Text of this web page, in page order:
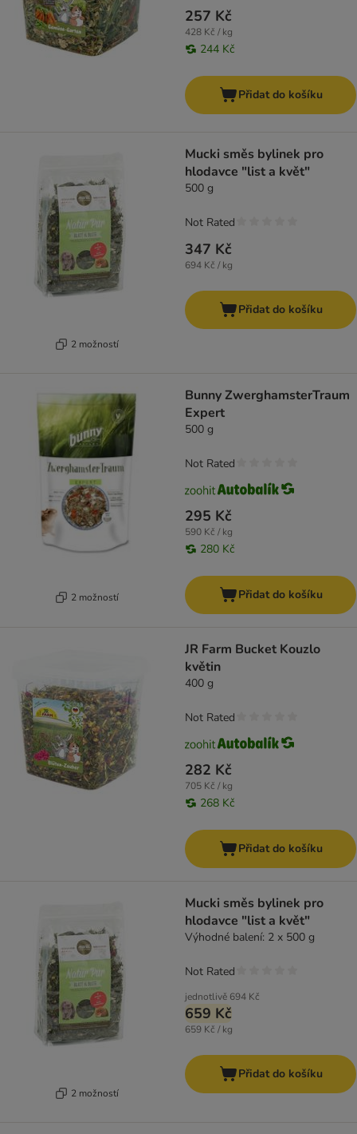
257 Kč
428 Kč / kg
244 Kč
Přidat do košíku
2 možností
Mucki směs bylinek pro
hlodavce "list a květ"
500 g
347 Kč
694 Kč / kg
Not Rated
Přidat do košíku
2 možností
Bunny ZwerghamsterTraum
Expert
500 g
295 Kč
590 Kč / kg
280 Kč
Not Rated
Přidat do košíku
JR Farm Bucket Kouzlo
květin
400 g
282 Kč
705 Kč / kg
268 Kč
Not Rated
Přidat do košíku
2 možností
Mucki směs bylinek pro
hlodavce "list a květ"
Výhodné balení: 2 x 500 g
jednotlivě 694 Kč
659 Kč
659 Kč / kg
Not Rated
Přidat do košíku